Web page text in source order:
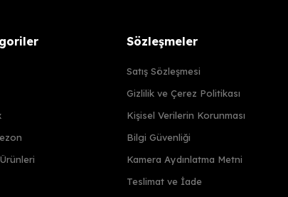
Sözleşmeler
Satış Sözleşmesi
Gizlilik ve Çerez Politikası
Kişisel Verilerin Korunması
Bilgi Güvenliği
Kamera Aydınlatma Metni
Teslimat ve İade